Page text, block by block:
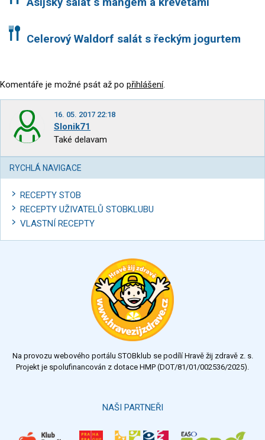
Celerový Waldorf salát s řeckým jogurtem
Komentáře je možné psát až po přihlášení.
16. 05. 2017 22:18
Slonik71
Také delavam
RYCHLÁ NAVIGACE
RECEPTY STOB
RECEPTY UŽIVATELŮ STOBKLUBU
VLASTNÍ RECEPTY
Na provozu webového portálu STOBklub se podílí Hravě žij zdravě z. s.
Projekt je spolufinancován z dotace HMP (DOT/81/01/002536/2025).
NAŠI PARTNEŘI